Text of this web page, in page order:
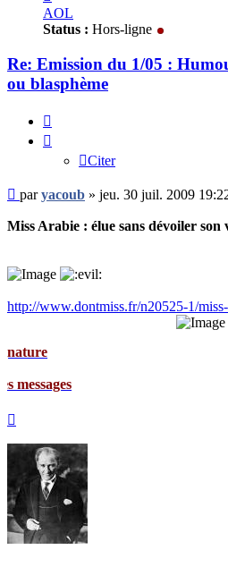
yacoub
AOL
Status : Hors-ligne
Re: Emission du 1/05 :
ou blasphème
Citer
Message
non
lu
paryacoub » jeu. 30 juil. 2009
Miss Arabie : élue sans dévoiler son
http://www.dontmiss.fr/n20525-1/